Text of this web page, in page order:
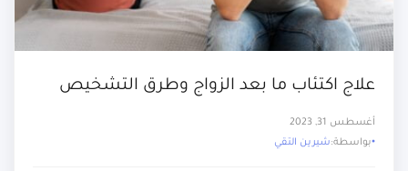
علاج اكتئاب ما بعد الزواج وطرق التشخيص
أغسطس 31, 2023
بواسطة:شيرين التقي